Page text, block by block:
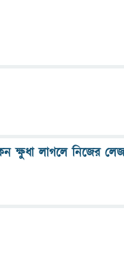
ক্ষুধা লাগলে নিজের লেজ